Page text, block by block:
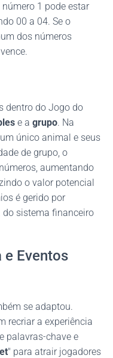
1 pode estar
00 a 04. Se o
dos números
dentro do Jogo do
e a grupo. Na
único animal e seus
de grupo, o
aumentando
o valor potencial
é gerido por
do sistema financeiro
e Eventos
se adaptou.
recriar a experiência
palavras-chave e
" para atrair jogadores